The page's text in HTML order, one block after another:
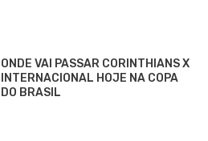
ONDE VAI PASSAR CORINTHIANS X
INTERNACIONAL HOJE NA COPA
DO BRASIL